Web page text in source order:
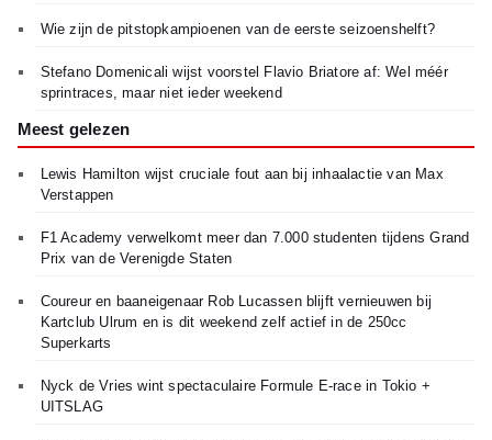
Wie zijn de pitstopkampioenen van de eerste seizoenshelft?
Stefano Domenicali wijst voorstel Flavio Briatore af: Wel méér
sprintraces, maar niet ieder weekend
Meest gelezen
Lewis Hamilton wijst cruciale fout aan bij inhaalactie van Max
Verstappen
F1 Academy verwelkomt meer dan 7.000 studenten tijdens Grand
Prix van de Verenigde Staten
Coureur en baaneigenaar Rob Lucassen blijft vernieuwen bij
Kartclub Ulrum en is dit weekend zelf actief in de 250cc
Superkarts
Nyck de Vries wint spectaculaire Formule E-race in Tokio +
UITSLAG